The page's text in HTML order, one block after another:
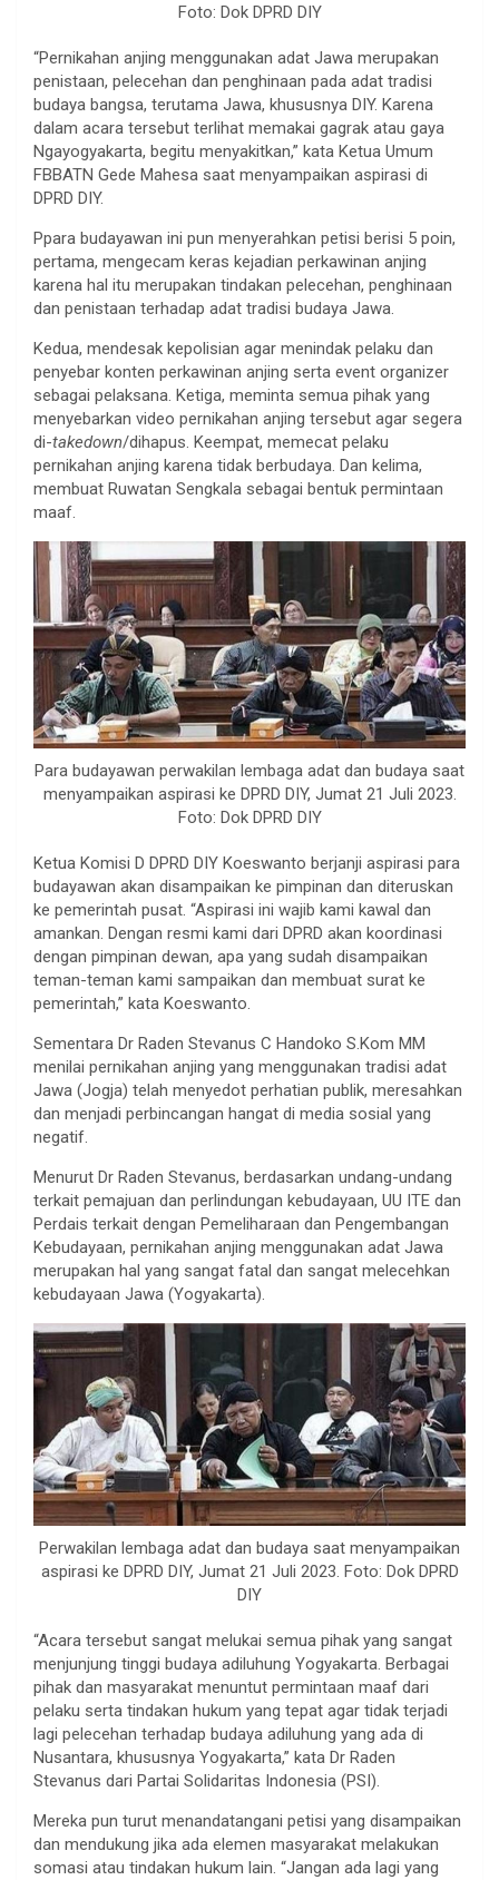
Foto: Dok DPRD DIY
“Pernikahan anjing menggunakan adat Jawa merupakan
penistaan, pelecehan dan penghinaan pada adat tradisi
budaya bangsa, terutama Jawa, khususnya DIY. Karena
dalam acara tersebut terlihat memakai gagrak atau gaya
Ngayogyakarta, begitu menyakitkan,” kata Ketua Umum
FBBATN Gede Mahesa saat menyampaikan aspirasi di
DPRD DIY.
Ppara budayawan ini pun menyerahkan petisi berisi 5 poin,
pertama, mengecam keras kejadian perkawinan anjing
karena hal itu merupakan tindakan pelecehan, penghinaan
dan penistaan terhadap adat tradisi budaya Jawa.
Kedua, mendesak kepolisian agar menindak pelaku dan
penyebar konten perkawinan anjing serta event organizer
sebagai pelaksana. Ketiga, meminta semua pihak yang
menyebarkan video pernikahan anjing tersebut agar segera
di-takedown/dihapus. Keempat, memecat pelaku
pernikahan anjing karena tidak berbudaya. Dan kelima,
membuat Ruwatan Sengkala sebagai bentuk permintaan
maaf.
Para budayawan perwakilan lembaga adat dan budaya saat
menyampaikan aspirasi ke DPRD DIY, Jumat 21 Juli 2023.
Foto: Dok DPRD DIY
Ketua Komisi D DPRD DIY Koeswanto berjanji aspirasi para
budayawan akan disampaikan ke pimpinan dan diteruskan
ke pemerintah pusat. “Aspirasi ini wajib kami kawal dan
amankan. Dengan resmi kami dari DPRD akan koordinasi
dengan pimpinan dewan, apa yang sudah disampaikan
teman-teman kami sampaikan dan membuat surat ke
pemerintah,” kata Koeswanto.
Sementara Dr Raden Stevanus C Handoko S.Kom MM
menilai pernikahan anjing yang menggunakan tradisi adat
Jawa (Jogja) telah menyedot perhatian publik, meresahkan
dan menjadi perbincangan hangat di media sosial yang
negatif.
Menurut Dr Raden Stevanus, berdasarkan undang-undang
terkait pemajuan dan perlindungan kebudayaan, UU ITE dan
Perdais terkait dengan Pemeliharaan dan Pengembangan
Kebudayaan, pernikahan anjing menggunakan adat Jawa
merupakan hal yang sangat fatal dan sangat melecehkan
kebudayaan Jawa (Yogyakarta).
Perwakilan lembaga adat dan budaya saat menyampaikan
aspirasi ke DPRD DIY, Jumat 21 Juli 2023. Foto: Dok DPRD
DIY
“Acara tersebut sangat melukai semua pihak yang sangat
menjunjung tinggi budaya adiluhung Yogyakarta. Berbagai
pihak dan masyarakat menuntut permintaan maaf dari
pelaku serta tindakan hukum yang tepat agar tidak terjadi
lagi pelecehan terhadap budaya adiluhung yang ada di
Nusantara, khususnya Yogyakarta,” kata Dr Raden
Stevanus dari Partai Solidaritas Indonesia (PSI).
Mereka pun turut menandatangani petisi yang disampaikan
dan mendukung jika ada elemen masyarakat melakukan
somasi atau tindakan hukum lain. “Jangan ada lagi yang